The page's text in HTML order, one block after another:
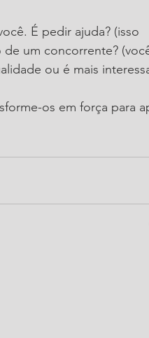
É pedir ajuda? (isso
um concorrente?
ou é mais
os em força para